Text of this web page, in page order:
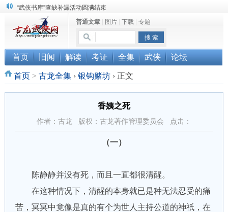
“武侠书库”查缺补漏活动圆满结束
《古龙小说原貌探究》修订版已上市
顾雪衣《古龙武侠小说知见录》上市
普通文章| 图片| 下载| 专题
首页 旧闻 解读 考证 全集 武侠 论坛
首页> 古龙全集 › 银钩赌坊 ›正文
香姨之死
作者：古龙 版权：古龙著作管理委员会 点击：
（一）
陈静静并没有死，而且一直都很清醒。
在这种情况下，清醒的本身就已是种无法忍受的痛
苦，冥冥中竟像是真的有个为世人主持公道的神祇，在